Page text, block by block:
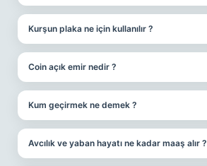
Kurşun plaka ne için kullanılır ?
Coin açık emir nedir ?
Kum geçirmek ne demek ?
Avcılık ve yaban hayatı ne kadar maaş alır ?